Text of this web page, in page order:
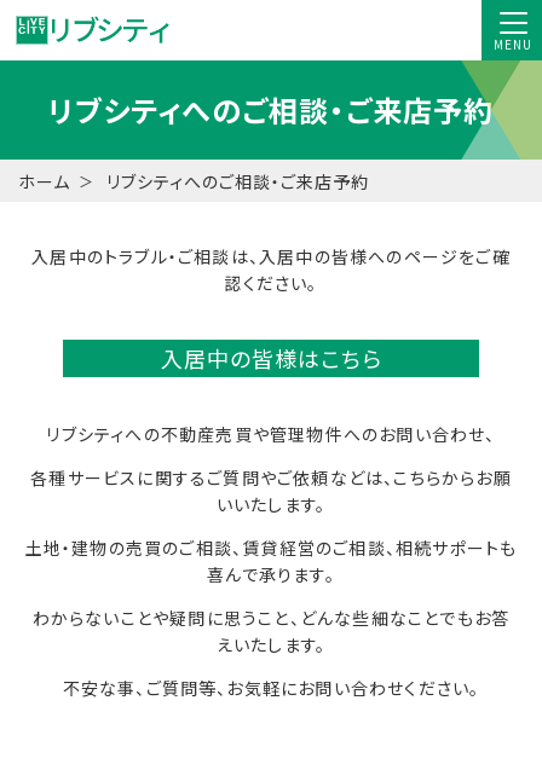
MENU
リブシティへのご相談・ご来店予約
ホーム リブシティへのご相談・ご来店予約
入居中のトラブル・ご相談は、入居中の皆様へのページをご確
認ください。
入居中の皆様はこちら
リブシティへの不動産売買や管理物件へのお問い合わせ、
各種サービスに関するご質問やご依頼などは、こちらからお願
いいたします。
土地・建物の売買のご相談、賃貸経営のご相談、相続サポートも
喜んで承ります。
わからないことや疑問に思うこと、どんな些細なことでもお答
えいたします。
不安な事、ご質問等、お気軽にお問い合わせください。